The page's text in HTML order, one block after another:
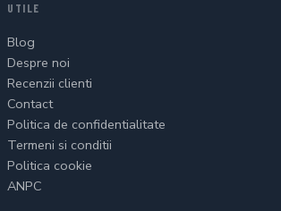
UTILE
Blog
Despre noi
Recenzii clienti
Contact
Politica de confidentialitate
Termeni si conditii
Politica cookie
ANPC